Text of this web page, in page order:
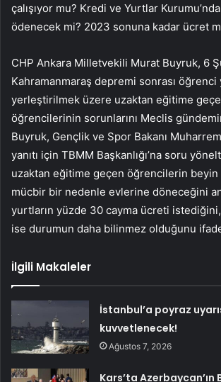
çalışıyor mu? Kredi ve Yurtlar
ödenecek mi? 2023 sonuna kadar ücret mi
CHP Ankara Milletvekili Murat Buyruk, 6
Kahramanmaraş depremi sonrası öğrenci
yerleştirilmek üzere uzaktan eğitime
öğrencilerinin sorunlarını Meclis
Buyruk, Gençlik ve Spor Bakanı
yanıtı için TBMM Başkanlığı’na soru
uzaktan eğitime geçen öğrencilerin beyin
mücbir bir nedenle evlerine döneceğini
yurtların yüzde 30 cayma ücreti
ise durumun daha bilinmez olduğunu
İlgili Makaleler
İstanbul’a poyraz
kuvvetlenecek!
Ağustos 7, 2026
Kars’ta Azerbaycan’ın